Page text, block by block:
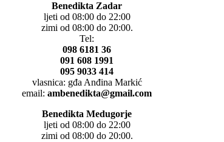
Benedikta Zadar
ljeti od 08:00 do 22:00
zimi od 08:00 do 20:00.
Tel:
098 6181 36
091 608 1991
095 9033 414
vlasnica: gđa Anđina Markić
email: ambenedikta@gmail.com
Benedikta Medugorje
ljeti od 08:00 do 22:00
zimi od 08:00 do 20:00.